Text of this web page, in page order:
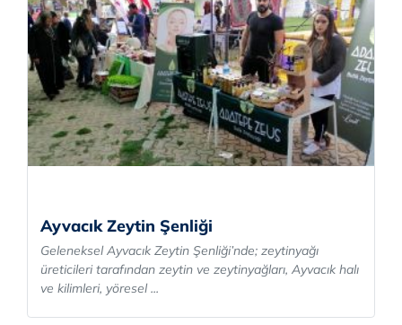
Ayvacık Zeytin Şenliği
Geleneksel Ayvacık Zeytin Şenliği’nde; zeytinyağı
üreticileri tarafından zeytin ve zeytinyağları, Ayvacık halı
ve kilimleri, yöresel ...